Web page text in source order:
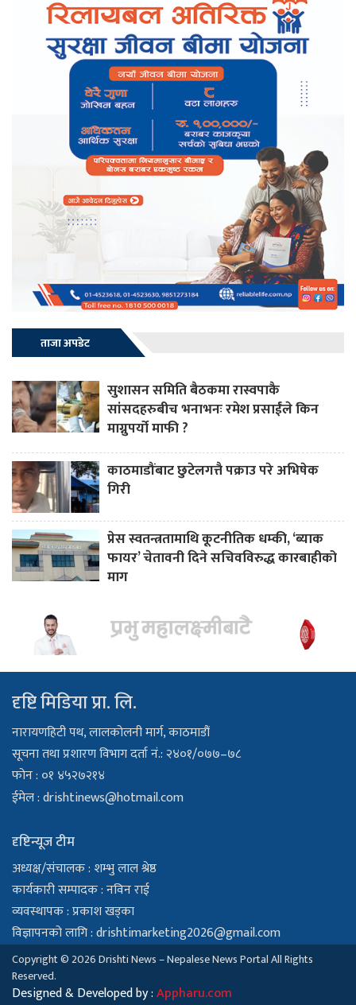
ताजा अपडेट
सुशासन समिति बैठकमा रास्वपाकै
सांसदहरुबीच भनाभनः रमेश प्रसाईंले किन
माग्नुपर्यो माफी ?
काठमाडौंबाट छुटेलगत्तै पक्राउ परे अभिषेक
गिरी
प्रेस स्वतन्त्रतामाथि कूटनीतिक धम्की, ‘ब्याक
फायर’ चेतावनी दिने सचिवविरुद्ध कारबाहीको
माग
दृष्टि मिडिया प्रा. लि.
नारायणहिटी पथ, लालकोलनी मार्ग, काठमाडौं
सूचना तथा प्रशारण विभाग दर्ता नं.: २४०१/०७७–७८
फोन : ०१ ४५२७२१४
ईमेल :drishtinews@hotmail.com
दृष्टिन्यूज टीम
अध्यक्ष/संचालक : शम्भु लाल श्रेष्ठ
कार्यकारी सम्पादक : नविन राई
व्यवस्थापक : प्रकाश खड्का
विज्ञापनको लागि :drishtimarketing2026@gmail.com
Copyright © 2026 Drishti News – Nepalese News Portal All Rights
Reserved.
Designed & Developed by :Appharu.com